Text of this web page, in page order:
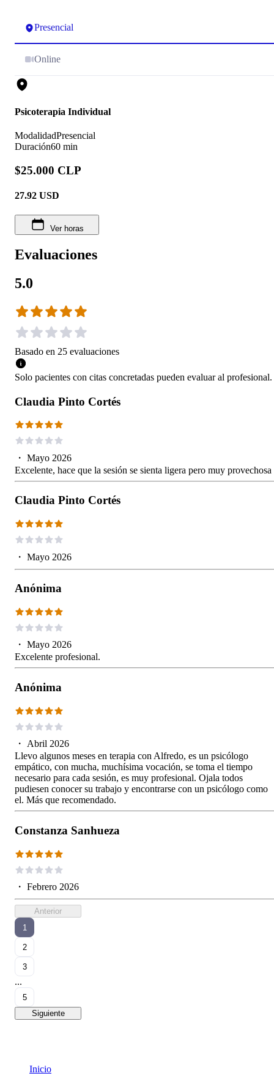
Presencial
Online
Psicoterapia Individual
ModalidadPresencial
Duración60 min
$25.000 CLP
27.92 USD
Ver horas
Evaluaciones
5.0
Basado en 25 evaluaciones
Solo pacientes con citas concretadas pueden evaluar al profesional.
Claudia Pinto Cortés
・ Mayo 2026
Excelente, hace que la sesión se sienta ligera pero muy provechosa
Claudia Pinto Cortés
・ Mayo 2026
Anónima
・ Mayo 2026
Excelente profesional.
Anónima
・ Abril 2026
Llevo algunos meses en terapia con Alfredo, es un psicólogo
empático, con mucha, muchísima vocación, se toma el tiempo
necesario para cada sesión, es muy profesional. Ojala todos
pudiesen conocer su trabajo y encontrarse con un psicólogo como
el. Más que recomendado.
Constanza Sanhueza
・ Febrero 2026
Anterior
1
2
3
...
5
Siguiente
Inicio